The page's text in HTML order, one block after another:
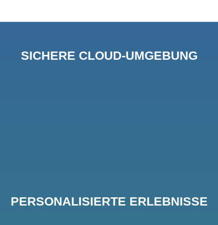
SICHERE CLOUD-UMGEBUNG
PERSONALISIERTE ERLEBNISSE